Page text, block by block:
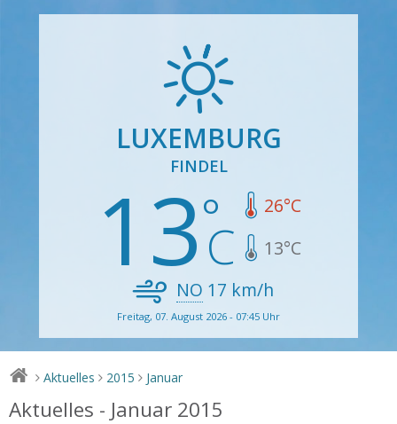
LUXEMBURG
FINDEL
13 26°C
13°C
NO 17 km/h
Freitag, 07. August 2026 - 07:45 Uhr
> Aktuelles > 2015 > Januar
Aktuelles - Januar 2015